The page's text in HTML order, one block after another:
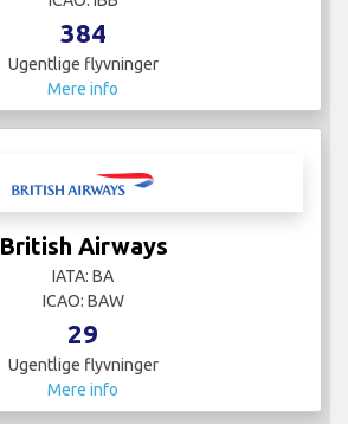
384
Ugentlige flyvninger
Mere info
British Airways
IATA: BA
ICAO: BAW
29
Ugentlige flyvninger
Mere info